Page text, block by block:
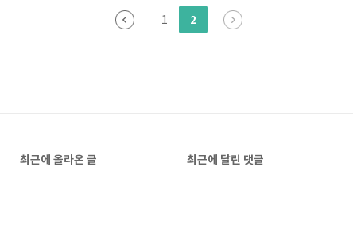
의 속도를 안정적으로 낼 수 있다..
1 2
최근에 올라온 글 최근에 달린 댓글